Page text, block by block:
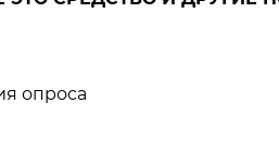
опроса